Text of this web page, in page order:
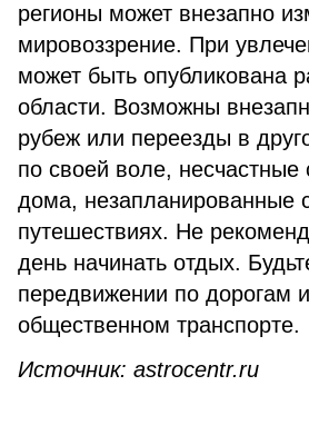
регионы может внезапно
мировоззрение. При
может быть опубликована
области. Возможны
рубеж или переезды в
по своей воле, несчастные
дома, незапланированные
путешествиях. Не
день начинать отдых.
передвижении по дорогам
общественном транспорте.
Источник: astrocentr.ru